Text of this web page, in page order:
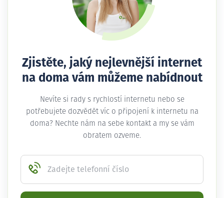
Zjistěte, jaký nejlevnější internet
na doma vám můžeme nabídnout
Nevíte si rady s rychlostí internetu nebo se
potřebujete dozvědět víc o připojení k internetu na
doma? Nechte nám na sebe kontakt a my se vám
obratem ozveme.
Zadejte telefonní číslo